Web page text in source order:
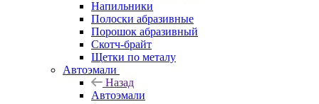
Напильники
Полоски абразивные
Порошок абразивный
Скотч-брайт
Щетки по металу
Автоэмали
Назад
Автоэмали